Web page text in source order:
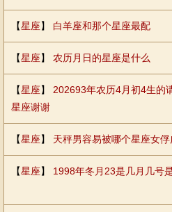
【星座】 白羊座和那个星座最配
【星座】 农历月日的星座是什么
【星座】 202693年农历4月初4生的
星座谢谢
【星座】 天秤男容易被哪个星座女俘
【星座】 1998年冬月23是几月几号